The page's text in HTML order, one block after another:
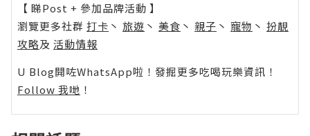
【 睇Post + 參加品牌活動 】
瀏覽更多社群 打卡 丶 旅遊 丶 美食 丶 親子 丶 寵物 丶 扮靚
攻略及 活動情報
U Blog開咗WhatsApp啦！發掘更多吃喝玩樂資訊！
Follow 我哋 ！